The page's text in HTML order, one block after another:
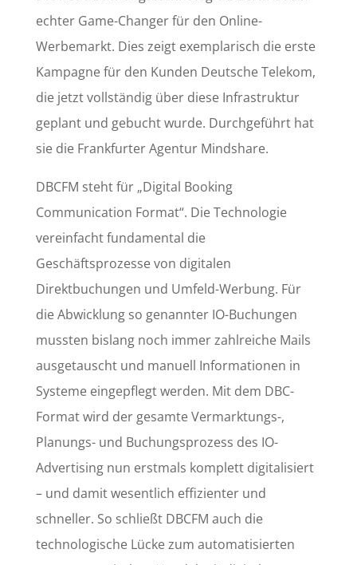
echter Game-Changer für den Online-
Werbemarkt. Dies zeigt exemplarisch die erste
Kampagne für den Kunden Deutsche Telekom,
die jetzt vollständig über diese Infrastruktur
geplant und gebucht wurde. Durchgeführt hat
sie die Frankfurter Agentur Mindshare.
DBCFM steht für „Digital Booking
Communication Format“. Die Technologie
vereinfacht fundamental die
Geschäftsprozesse von digitalen
Direktbuchungen und Umfeld-Werbung. Für
die Abwicklung so genannter IO-Buchungen
mussten bislang noch immer zahlreiche Mails
ausgetauscht und manuell Informationen in
Systeme eingepflegt werden. Mit dem DBC-
Format wird der gesamte Vermarktungs-,
Planungs- und Buchungsprozess des IO-
Advertising nun erstmals komplett digitalisiert
– und damit wesentlich effizienter und
schneller. So schließt DBCFM auch die
technologische Lücke zum automatisierten